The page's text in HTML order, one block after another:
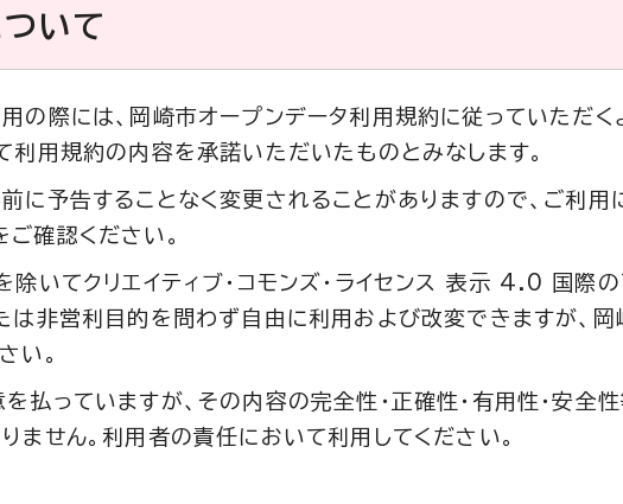
いて
の際には、岡崎市オープンデータ利用規約に従っていただく
利用規約の内容を承諾いただいたものとみなします。
に予告することなく変更されることがありますので、ご利用に
確認ください。
除いてクリエイティブ・コモンズ・ライセンス 表示 4.0 国際
は非営利目的を問わず自由に利用および改変できますが、
い。
払っていますが、その内容の完全性・正確性・有用性・安全
ません。利用者の責任において利用してください。